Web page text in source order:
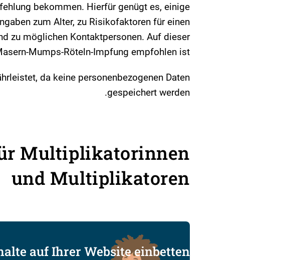
bekommen. Hierfür genügt es, einige
zum Alter, zu Risikofaktoren für einen
zu möglichen Kontaktpersonen. Auf dieser
Mumps-Röteln-Impfung empfohlen ist.
da keine personenbezogenen Daten
gespeichert werden.
Multiplikatorinnen
und Multiplikatoren
auf Ihrer Website einbetten